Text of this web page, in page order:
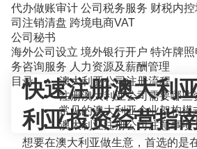
代办做账审计 公司税务服务 财税内控
司注销清盘 跨境电商VAT
公司秘书
海外公司设立 境外银行开户 特许牌
务咨询服务 人力资源及薪酬管理
快速注册澳大利
利亚投资经营指
想要在澳大利亚做生意，首选的是
目录
澳大利亚公司注册流程
注册澳大利亚公司需要哪些
常见的澳大利亚企业架构模
澳大利亚注册公司注意事项